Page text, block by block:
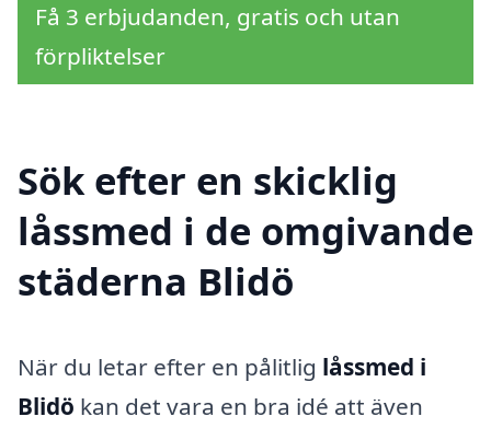
Få 3 erbjudanden, gratis och utan
förpliktelser
Sök efter en skicklig
låssmed i de omgivande
städerna Blidö
När du letar efter en pålitlig låssmed i
Blidö kan det vara en bra idé att även